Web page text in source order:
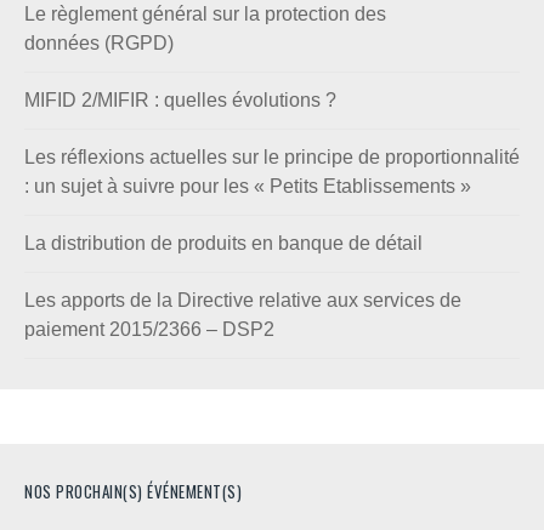
Le règlement général sur la protection des
données (RGPD)
MIFID 2/MIFIR : quelles évolutions ?
Les réflexions actuelles sur le principe de proportionnalité
: un sujet à suivre pour les « Petits Etablissements »
La distribution de produits en banque de détail
Les apports de la Directive relative aux services de
paiement 2015/2366 – DSP2
NOS PROCHAIN(S) ÉVÉNEMENT(S)